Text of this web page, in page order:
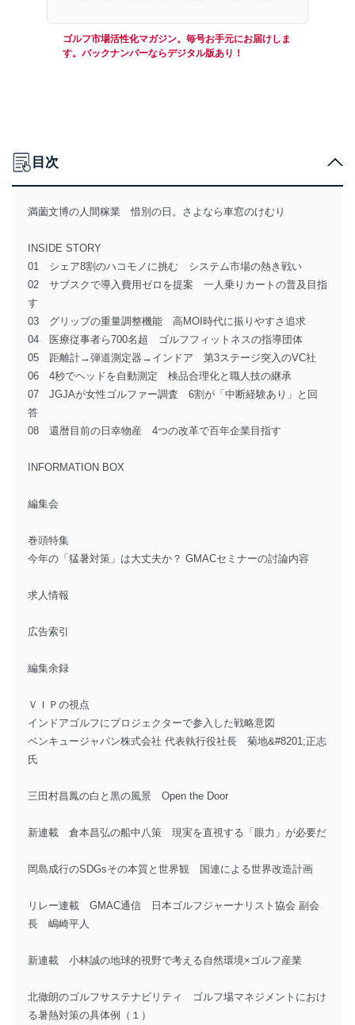
ゴルフ市場活性化マガジン。毎号お手元にお届けしま
す。バックナンバーならデジタル版あり！
目次
満薗文博の人間稼業 惜別の日。さよなら車窓のけむり
INSIDE STORY
01 シェア8割のハコモノに挑む システム市場の熱き戦い
02 サブスクで導入費用ゼロを提案 一人乗りカートの普及目指
す
03 グリップの重量調整機能 高MOI時代に振りやすさ追求
04 医療従事者ら700名超 ゴルフフィットネスの指導団体
05 距離計→弾道測定器→インドア 第3ステージ突入のVC社
06 4秒でヘッドを自動測定 検品合理化と職人技の継承
07 JGJAが女性ゴルファー調査 6割が「中断経験あり」と回
答
08 還暦目前の日幸物産 4つの改革で百年企業目指す
INFORMATION BOX
編集会
巻頭特集
今年の「猛暑対策」は大丈夫か？ GMACセミナーの討論内容
求人情報
広告索引
編集余録
ＶＩＰの視点
インドアゴルフにプロジェクターで参入した戦略意図
ベンキュージャパン株式会社 代表執行役社長 菊地&#8201;正志
氏
三田村昌鳳の白と黒の風景 Open the Door
新連載 倉本昌弘の船中八策 現実を直視する「眼力」が必要だ
岡島成行のSDGsその本質と世界観 国連による世界改造計画
リレー連載 GMAC通信 日本ゴルフジャーナリスト協会 副会
長 嶋崎平人
新連載 小林誠の地球的視野で考える自然環境×ゴルフ産業
北徹朗のゴルフサステナビリティ ゴルフ場マネジメントにおけ
る暑熱対策の具体例（１）